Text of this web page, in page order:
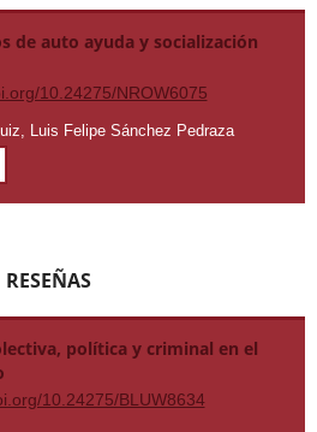
de auto ayuda y socialización
10.24275/NROW6075
Luis Felipe Sánchez Pedraza
RESEÑAS
política y criminal en el
10.24275/BLUW8634